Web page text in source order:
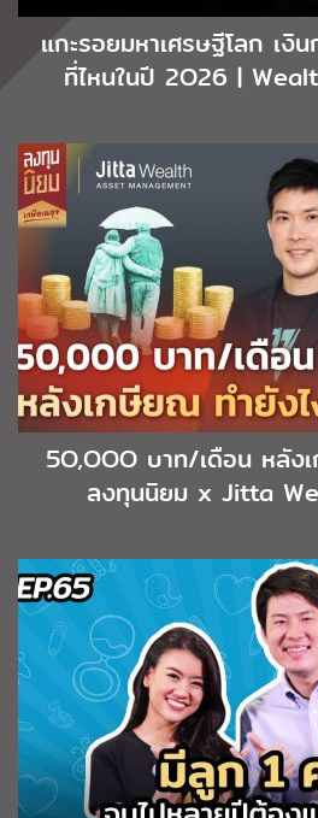
แกะรอยมหาเศรษฐีโลก เงิ
ที่ไหนในปี 2O26 |
5O,OOO บาท/เดือน หลัง
ลงทุนนิยม x Jitta